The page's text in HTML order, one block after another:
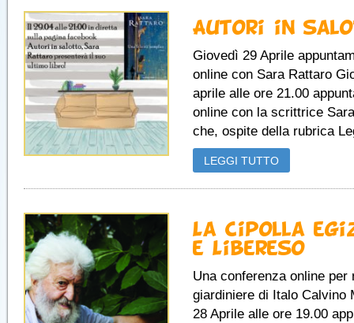
Autori in
Giovedì 29 Aprile
online con Sara Rattaro
aprile alle ore 21.00
online con la scrittrice
che, ospite della rubrica
LEGGI TUTTO
La cipolla
e Libereso
Una conferenza online per
giardiniere di Italo Calvino
28 Aprile alle ore 19.00